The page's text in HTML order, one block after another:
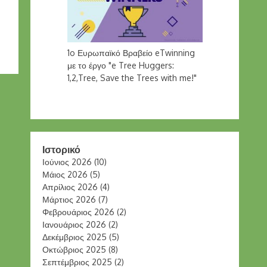
1o Ευρωπαϊκό Βραβείο eTwinning
με το έργο "e Tree Huggers:
1,2,Tree, Save the Trees with me!"
Ιστορικό
Ιούνιος 2026 (10)
Μάιος 2026 (5)
Απρίλιος 2026 (4)
Μάρτιος 2026 (7)
Φεβρουάριος 2026 (2)
Ιανουάριος 2026 (2)
Δεκέμβριος 2025 (5)
Οκτώβριος 2025 (8)
Σεπτέμβριος 2025 (2)